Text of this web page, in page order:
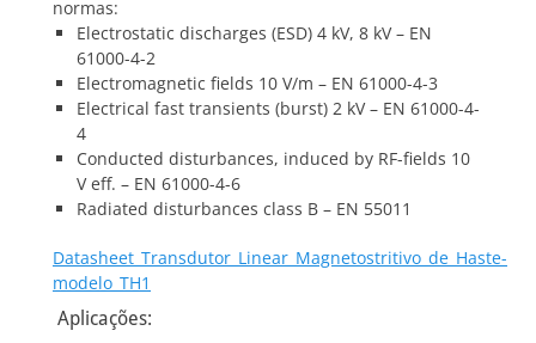
normas:
Electrostatic discharges (ESD) 4 kV, 8 kV – EN
61000-4-2
Electromagnetic fields 10 V/m – EN 61000-4-3
Electrical fast transients (burst) 2 kV – EN 61000-4-
4
Conducted disturbances, induced by RF-fields 10
V eff. – EN 61000-4-6
Radiated disturbances class B – EN 55011
Datasheet_Transdutor_Linear_Magnetostritivo_de_Haste-
modelo_TH1
Aplicações: